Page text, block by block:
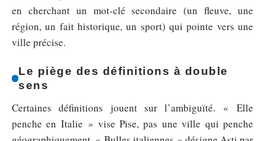
en cherchant un mot-clé secondaire (un fleuve, une
région, un fait historique, un sport) qui pointe vers une
ville précise.
Le piège des définitions à double
sens
Certaines définitions jouent sur l’ambiguïté. « Elle
penche en Italie » vise Pise, pas une ville qui penche